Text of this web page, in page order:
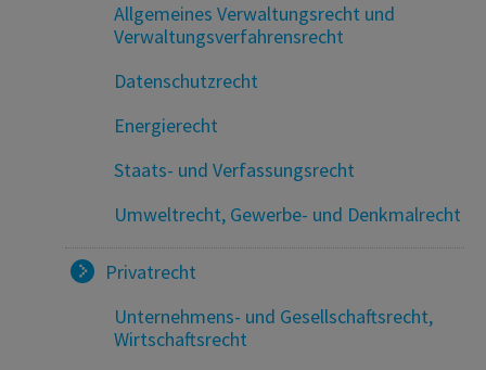
Allgemeines Verwaltungsrecht und
Verwaltungsverfahrensrecht
Datenschutzrecht
Energierecht
Staats- und Verfassungsrecht
Umweltrecht, Gewerbe- und Denkmalrecht
Privatrecht
Unternehmens- und Gesellschaftsrecht,
Wirtschaftsrecht